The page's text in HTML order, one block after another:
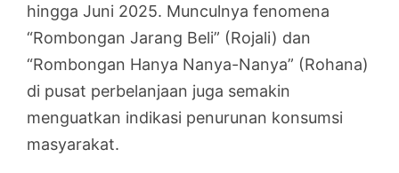
hingga Juni 2025. Munculnya fenomena
“Rombongan Jarang Beli” (Rojali) dan
“Rombongan Hanya Nanya-Nanya” (Rohana)
di pusat perbelanjaan juga semakin
menguatkan indikasi penurunan konsumsi
masyarakat.